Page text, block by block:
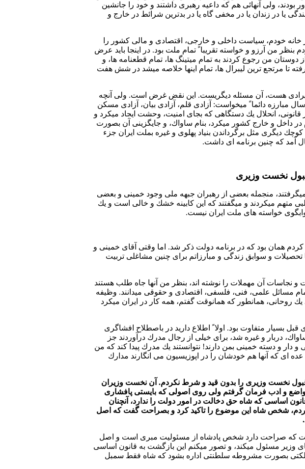
بودند، ولی آنهائی هم كه داعيه رهبری داشتند و خود را جانشين
يا در زندان يا در مخفی گاه يا در بدترين شرائط در خارج و
خودم، سياست داخلی و خارجی، اقتصادی و مالی كشور را
بنظر من آرزو و خواسته تقريبا ً تمام ملت بود. در اينجا بايد عرض
من رجوع كردند به تمام ميتينگ ها، تمام قطعنامه ها، و
تا مرتجع ترين ليبرال ها، تمام اينها خلاصه ميشد در شش هفت
ايرادی هست، آن مسئله ديگريست. اين نقض غرض است. ولی آنچه
را كه ملت آنروز ميخواست همان چيزهائی بود كه در 25 سال مبارزه دائما ً ميخواست: آزادی قلم، آزادی بيان، آزادی مسكن
قانونی، انحلال يك دستگاهی كه بجای امنيت، وحشت ايجاد ميكرد و
داخل و خارج كشور ميكرد، بنام ساواك، و جايگزينی آن بصورت
ديگری مثل برگرداندن بنياد پهلوی و غيره بملت ايران جزء
نخست وزيری
منجمله بعضی از رهبران جبهه ملی وجود خمينی و بعضی
متهم ميكردند و ميگفتند كه اين كابینه خشك و خالی است و يك
خواسته های ملت ايران نيست.
همان بود كه در برنامه دولت ذكر شد. اما وقتی آقای خمينی و
تحصيلات و سوابق زندگی و مبارزاتم برای چنين مشاغلی تربيت
و نجاسات آن مهملات را نوشته اند، بنظر من آنها جاه طلب هستند
مسائل علمی، فنی، فلسفی، اقتصادی و حقوقی ميدانند. وظيفه
همانطور كه همانوقت گفتم، همه كار در ايران ميكرد
بسيار متفاوت بود. اولا ً اطلاع داريد در باصطلاح افشاگری
دربار و غيره شد، برای خيلی از رجال مدرك درآوردند جز
و دسته خمينی بمن دارند! نتوانستند يك مدرك پيدا كند كه من
ای كه آنها هم خودشان را در اپوزيسيون می انگارند مدارك
نخست وزيری را بدون قيد و شرط نكردم. آن نخست وزيران
و ادب فرمان گرفتم ولی روی اصولی كه بايستی پافشاری
اساسی كه شاه حق دخالت در امور دولت را ندارد، آنچنان
شخص شاه اين موضوع را تاكيد كرد و بصراحت گفت كه اصل
به ياد آوری باشد كه اصل 44 اصلی است كه صراحت دارد شخص پادشاه از مسئوليت مبری است و اصل
وزير مسئول ميكند، و تصور ميكنم اين بازگشت به قانون اساسی
بصورت مشروطه سلطنتی اداره بشود كه شاه فقط سمبل